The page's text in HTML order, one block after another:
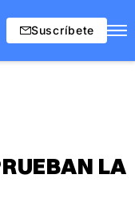
Suscríbete
LA